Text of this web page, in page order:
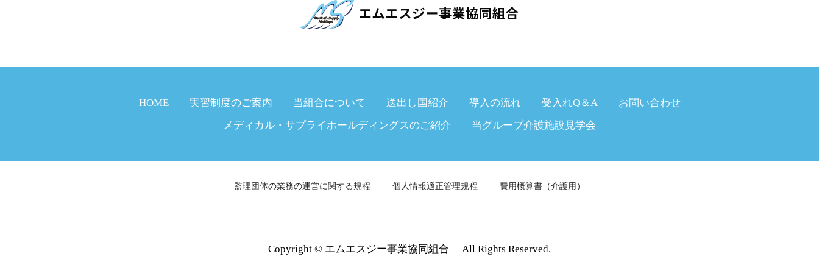
HOME 実習制度のご案内 当組合について 送出し国紹介 導入の流れ 受入れQ＆A
お問い合わせ
メディカル・サプライホールディングスのご紹介
当グループ介護施設見学会
監理団体の業務の運営に関する規程 個人情報適正管理規程 費用概算書（介護用）
Copyright © エムエスジー事業協同組合 All Rights Reserved.